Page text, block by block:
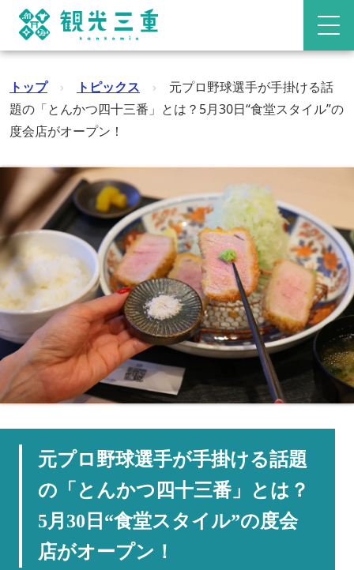
トップ › トピックス ›
元プロ野球選手が手掛ける話
題の「とんかつ四十三番」とは？5月30日“食堂スタイル”の
度会店がオープン！
元プロ野球選手が手掛ける話題
の「とんかつ四十三番」とは？
5月30日“食堂スタイル”の度会
店がオープン！